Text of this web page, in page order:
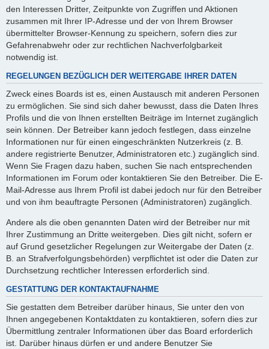
den Interessen Dritter, Zeitpunkte von Zugriffen und Aktionen
zusammen mit Ihrer IP-Adresse und der von Ihrem Browser
übermittelter Browser-Kennung zu speichern, sofern dies zur
Gefahrenabwehr oder zur rechtlichen Nachverfolgbarkeit
notwendig ist.
REGELUNGEN BEZÜGLICH DER WEITERGABE IHRER DATEN
Zweck eines Boards ist es, einen Austausch mit anderen Personen
zu ermöglichen. Sie sind sich daher bewusst, dass die Daten Ihres
Profils und die von Ihnen erstellten Beiträge im Internet zugänglich
sein können. Der Betreiber kann jedoch festlegen, dass einzelne
Informationen nur für einen eingeschränkten Nutzerkreis (z. B.
andere registrierte Benutzer, Administratoren etc.) zugänglich sind.
Wenn Sie Fragen dazu haben, suchen Sie nach entsprechenden
Informationen im Forum oder kontaktieren Sie den Betreiber. Die E-
Mail-Adresse aus Ihrem Profil ist dabei jedoch nur für den Betreiber
und von ihm beauftragte Personen (Administratoren) zugänglich.
Andere als die oben genannten Daten wird der Betreiber nur mit
Ihrer Zustimmung an Dritte weitergeben. Dies gilt nicht, sofern er
auf Grund gesetzlicher Regelungen zur Weitergabe der Daten (z.
B. an Strafverfolgungsbehörden) verpflichtet ist oder die Daten zur
Durchsetzung rechtlicher Interessen erforderlich sind.
GESTATTUNG DER KONTAKTAUFNAHME
Sie gestatten dem Betreiber darüber hinaus, Sie unter den von
Ihnen angegebenen Kontaktdaten zu kontaktieren, sofern dies zur
Übermittlung zentraler Informationen über das Board erforderlich
ist. Darüber hinaus dürfen er und andere Benutzer Sie